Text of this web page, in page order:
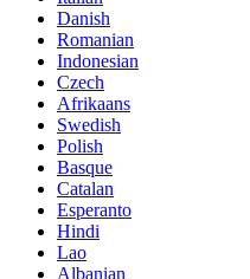
Danish
Romanian
Indonesian
Czech
Afrikaans
Swedish
Polish
Basque
Catalan
Esperanto
Hindi
Lao
Albanian